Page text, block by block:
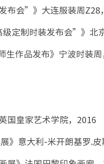
布会”》大连服装周Z28
级定制时装发布会”》
生作品发布》宁波时装
国皇家艺术学院，2016
》意大利-米开朗基罗.